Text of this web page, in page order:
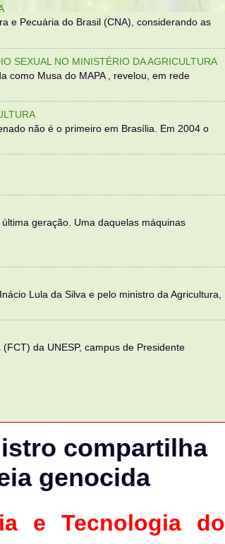
e Pecuária do Brasil (CNA), considerando as
SEXUAL NO MINISTÉRIO DA AGRICULTURA
como Musa do MAPA , revelou, em rede
não é o primeiro em Brasília. Em 2004 o
geração. Uma daquelas máquinas
Lula da Silva e pelo ministro da Agricultura,
da UNESP, campus de Presidente
compartilha
genocida
e Tecnologia do